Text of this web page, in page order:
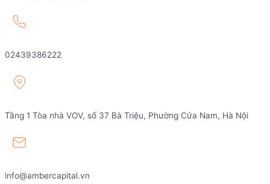
02439386222
Tầng 1 Tòa nhà VOV, số 37 Bà Triệu, Phường Cửa Nam, Hà Nội
info@ambercapital.vn